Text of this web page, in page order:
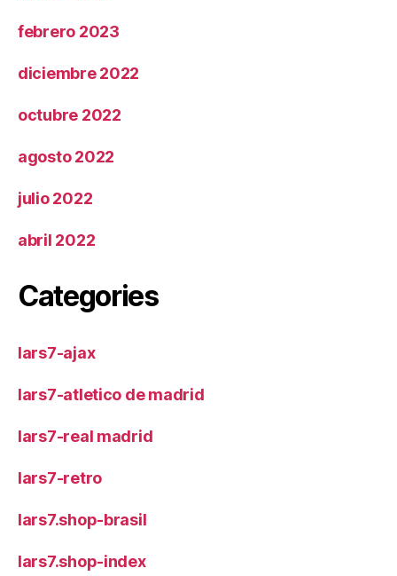
febrero 2023
diciembre 2022
octubre 2022
agosto 2022
julio 2022
abril 2022
Categories
lars7-ajax
lars7-atletico de madrid
lars7-real madrid
lars7-retro
lars7.shop-brasil
lars7.shop-index